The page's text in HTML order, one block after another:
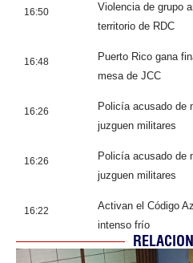
16:50
Violencia de grupo
territorio de RDC
16:48
Puerto Rico gana
mesa de JCC
16:26
Policía acusado de
juzguen militares
16:26
Policía acusado de
juzguen militares
16:22
Activan el Código
intenso frío